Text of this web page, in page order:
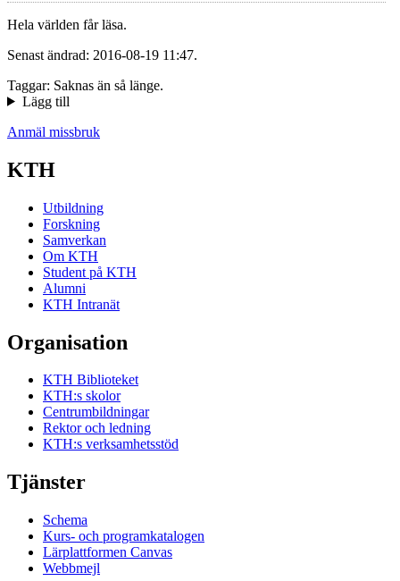
Hela världen får läsa.
Senast ändrad: 2016-08-19 11:47.
Taggar: Saknas än så länge.
Lägg till
Anmäl missbruk
KTH
Utbildning
Forskning
Samverkan
Om KTH
Student på KTH
Alumni
KTH Intranät
Organisation
KTH Biblioteket
KTH:s skolor
Centrumbildningar
Rektor och ledning
KTH:s verksamhetsstöd
Tjänster
Schema
Kurs- och programkatalogen
Lärplattformen Canvas
Webbmejl